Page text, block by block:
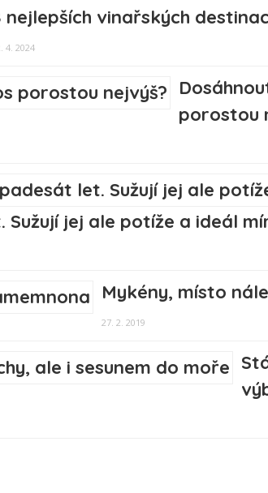
nejlepších vinařských
4. 2024
porostou
jej ale potíže a ideál
Mykény, místo
27. 2. 2019